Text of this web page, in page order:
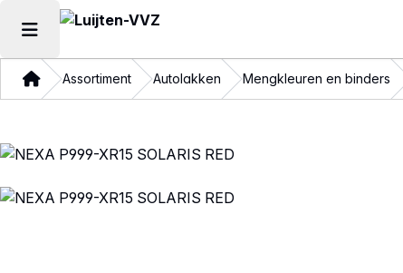
Hoofdmenu openen
ThuisAssortiment Autolakken Mengkleuren en binders